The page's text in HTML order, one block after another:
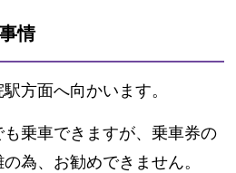
情
方面へ向かいます。
乗車できますが、乗車券の
為、お勧めできません。